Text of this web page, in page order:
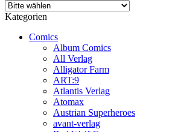
Kategorien
Comics
Album Comics
All Verlag
Alligator Farm
ART:9
Atlantis Verlag
Atomax
Austrian Superheroes
avant-verlag